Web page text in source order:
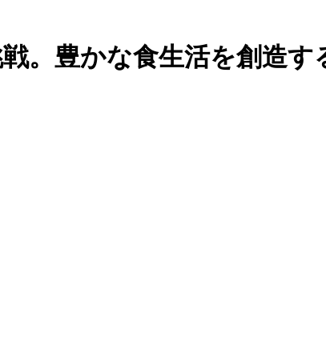
。豊かな食生活を創造す